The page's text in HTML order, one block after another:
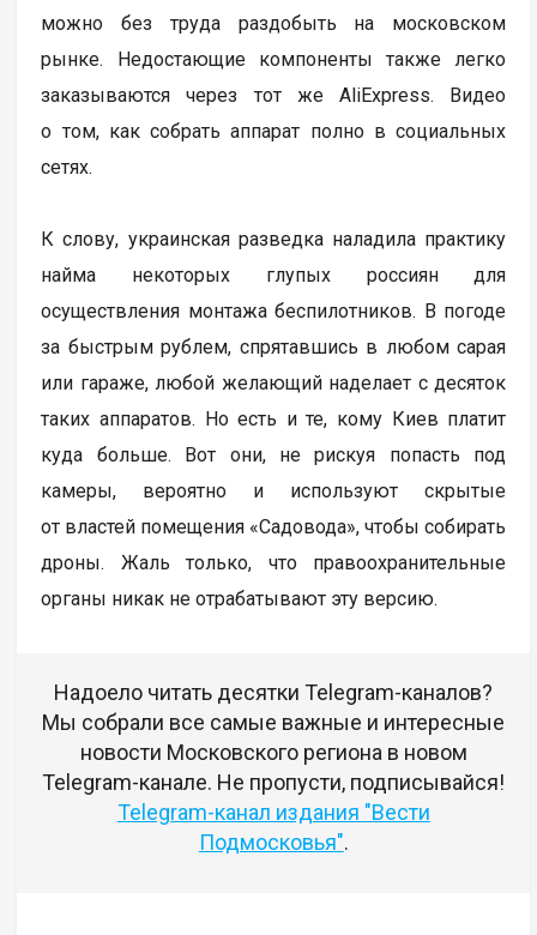
можно без труда раздобыть на московском
рынке. Недостающие компоненты также легко
заказываются через тот же AliExpress. Видео
о том, как собрать аппарат полно в социальных
сетях.
К слову, украинская разведка наладила практику
найма некоторых глупых россиян для
осуществления монтажа беспилотников. В погоде
за быстрым рублем, спрятавшись в любом сарая
или гараже, любой желающий наделает с десяток
таких аппаратов. Но есть и те, кому Киев платит
куда больше. Вот они, не рискуя попасть под
камеры, вероятно и используют скрытые
от властей помещения «Садовода», чтобы собирать
дроны. Жаль только, что правоохранительные
органы никак не отрабатывают эту версию.
Надоело читать десятки Telegram-каналов?
Мы собрали все самые важные и интересные
новости Московского региона в новом
Telegram-канале. Не пропусти, подписывайся!
Telegram-канал издания "Вести
Подмосковья".